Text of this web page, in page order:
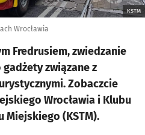
KSTM
Wrocławia
Fredrusiem, zwiedzanie
związane z
Zobaczcie
Wrocławia i Klubu
Miejskiego (KSTM).